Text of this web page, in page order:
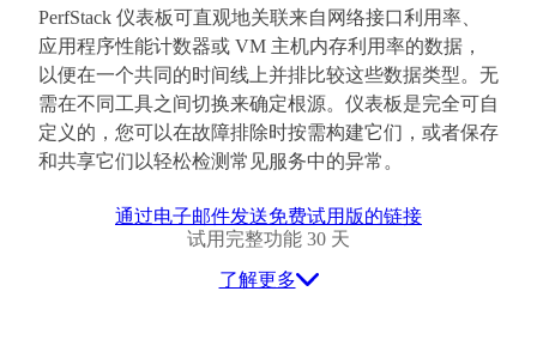
PerfStack 仪表板可直观地关联来自网络接口利用率、
应用程序性能计数器或 VM 主机内存利用率的数据，
以便在一个共同的时间线上并排比较这些数据类型。无
需在不同工具之间切换来确定根源。仪表板是完全可自
定义的，您可以在故障排除时按需构建它们，或者保存
和共享它们以轻松检测常见服务中的异常。
通过电子邮件发送免费试用版的链接
试用完整功能 30 天
了解更多